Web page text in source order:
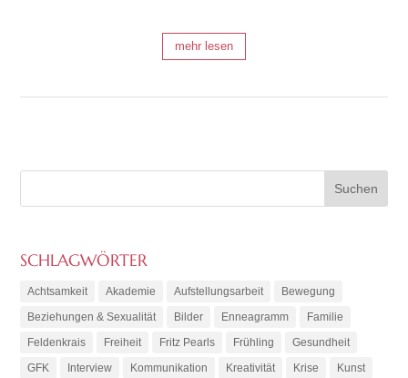
mehr lesen
SCHLAGWÖRTER
Achtsamkeit Akademie Aufstellungsarbeit
Bewegung
Beziehungen & Sexualität
Bilder Enneagramm
Familie
Feldenkrais
Freiheit Fritz Pearls Frühling
Gesundheit
GFK
Interview Kommunikation Kreativität Krise
Kunst